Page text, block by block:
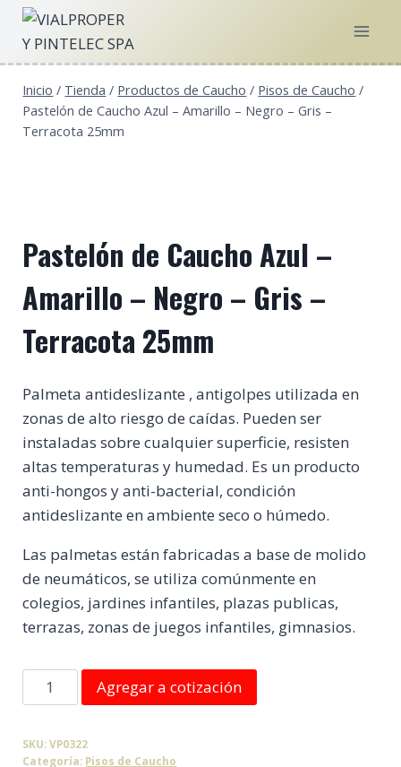
Saltar
contenido
Inicio / Tienda / Productos de Caucho / Pisos de Caucho /
Pastelón de Caucho Azul – Amarillo – Negro – Gris –
Terracota 25mm
Pastelón de Caucho Azul –
Amarillo – Negro – Gris –
Terracota 25mm
Palmeta antideslizante , antigolpes utilizada en
zonas de alto riesgo de caídas. Pueden ser
instaladas sobre cualquier superficie, resisten
altas temperaturas y humedad. Es un producto
anti-hongos y anti-bacterial, condición
antideslizante en ambiente seco o húmedo.
Las palmetas están fabricadas a base de molido
de neumáticos, se utiliza comúnmente en
colegios, jardines infantiles, plazas publicas,
terrazas, zonas de juegos infantiles, gimnasios.
Pastelón
de
Azul
Agregar a cotización
SKU:VP0322
Categoría: Pisos de Caucho